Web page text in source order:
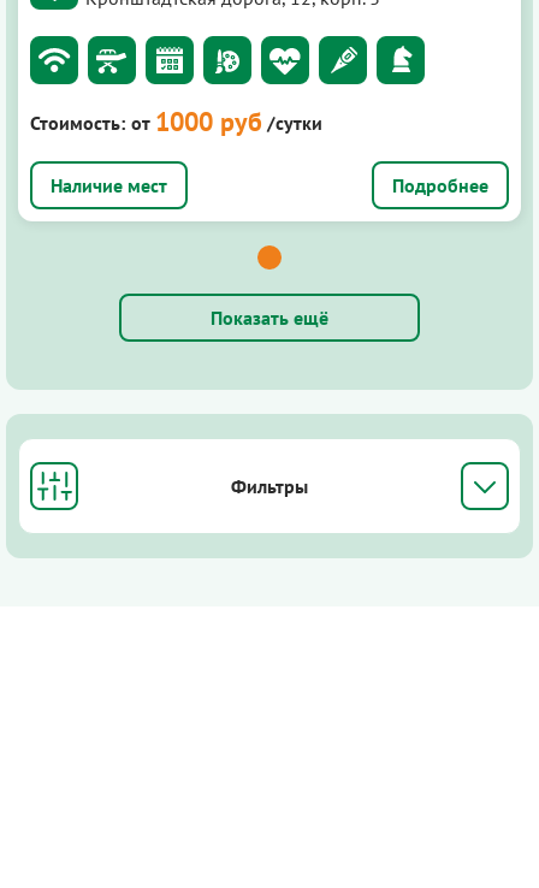
Стоимость: от 1000 руб /сутки
Подробнее
Показать ещё
Фильтры